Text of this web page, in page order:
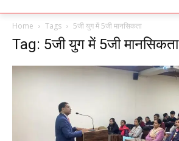
Home Tags 5जी युग में 5जी मानसिकता
Tag: 5जी युग में 5जी मानसिकता